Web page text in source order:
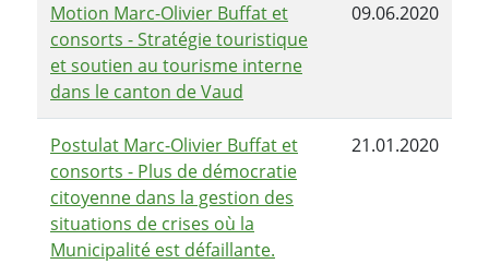
Motion Marc-Olivier Buffat et
consorts - Stratégie touristique
et soutien au tourisme interne
dans le canton de Vaud
09.06.2020
Postulat Marc-Olivier Buffat et
consorts - Plus de démocratie
citoyenne dans la gestion des
situations de crises où la
Municipalité est défaillante.
21.01.2020